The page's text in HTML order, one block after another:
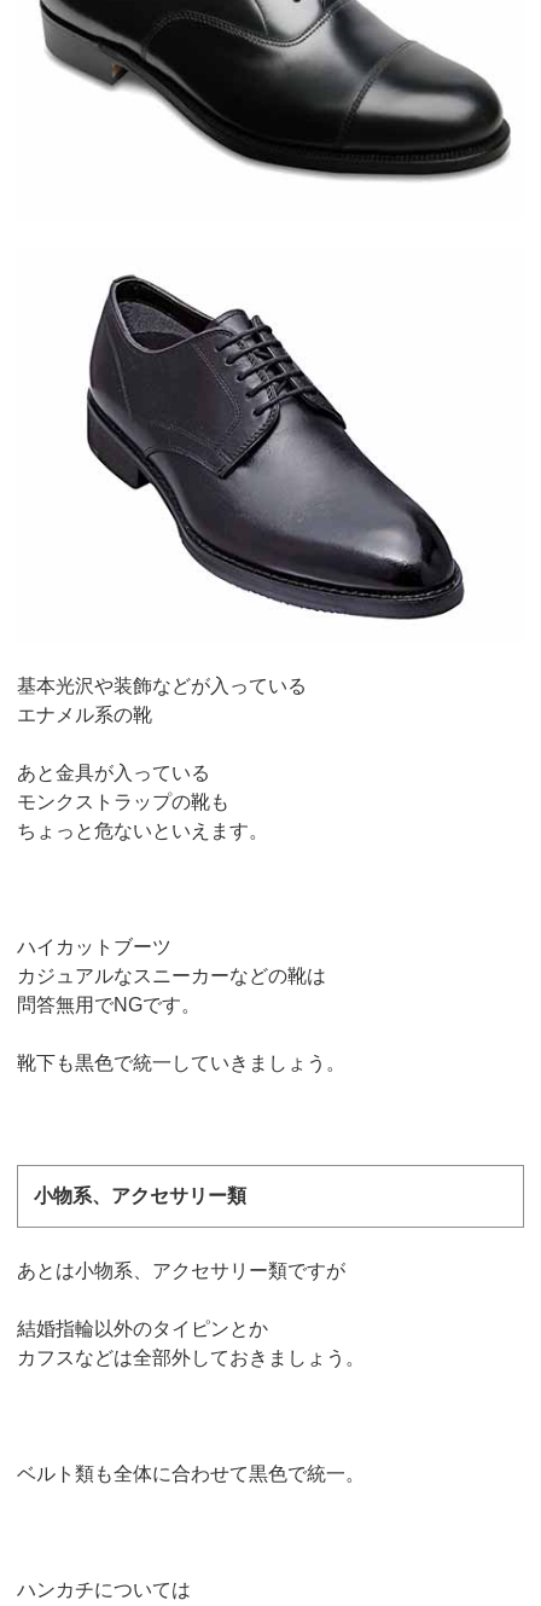
基本光沢や装飾などが入っている
エナメル系の靴
あと金具が入っている
モンクストラップの靴も
ちょっと危ないといえます。
ハイカットブーツ
カジュアルなスニーカーなどの靴は
問答無用でNGです。
靴下も黒色で統一していきましょう。
小物系、アクセサリー類
あとは小物系、アクセサリー類ですが
結婚指輪以外のタイピンとか
カフスなどは全部外しておきましょう。
ベルト類も全体に合わせて黒色で統一。
ハンカチについては